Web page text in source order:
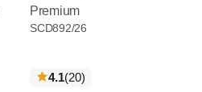
Premium
SCD892/26
4.1(20recensioni
)